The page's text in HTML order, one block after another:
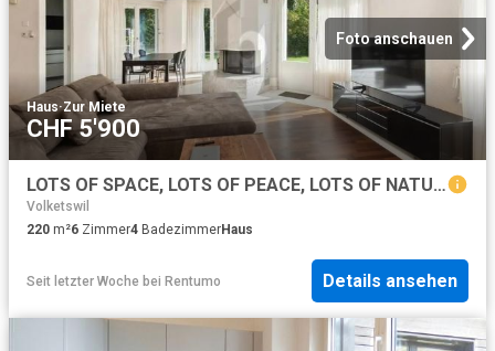
Foto anschauen
Haus·Zur Miete
CHF 5'900
LOTS OF SPACE, LOTS OF PEACE, LOTS OF NATURE
Volketswil
220 m²6 Zimmer4 BadezimmerHaus
Seit letzter Woche bei Rentumo Details ansehen